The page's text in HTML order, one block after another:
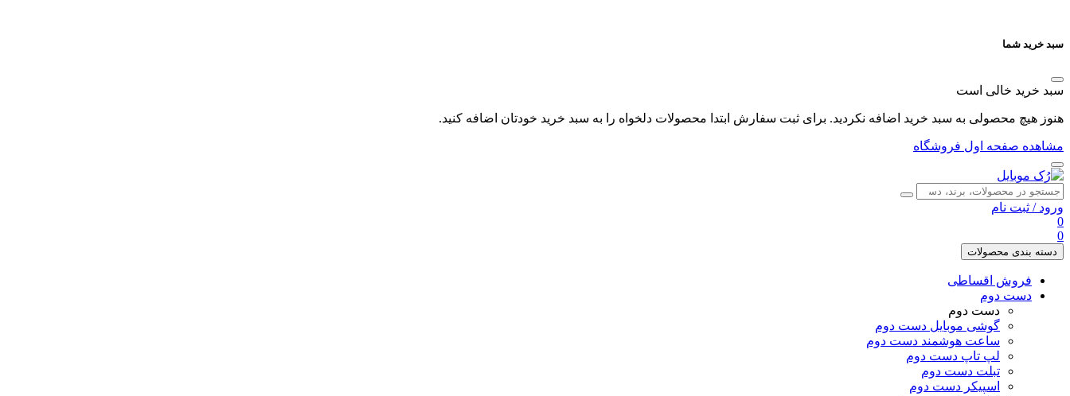
سبد خرید شما
سبد خرید خالی است
هنوز هیچ محصولی به سبد خرید اضافه نکردید. برای ثبت سفارش ابتدا محصولات دلخواه را به سبد خرید خودتان اضافه کنید.
مشاهده صفحه اول فروشگاه
ورود / ثبت نام
0
0
دسته بندی محصولات
فروش اقساطی
دست دوم
دست دوم
گوشی موبایل دست دوم
ساعت هوشمند دست دوم
لپ تاپ دست دوم
تبلت دست دوم
اسپیکر دست دوم